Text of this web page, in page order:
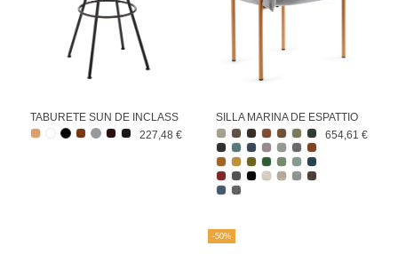
TABURETE SUN DE INCLASS
227,48 €
SILLA MARINA DE ESPATTIO
654,61 €
-50%